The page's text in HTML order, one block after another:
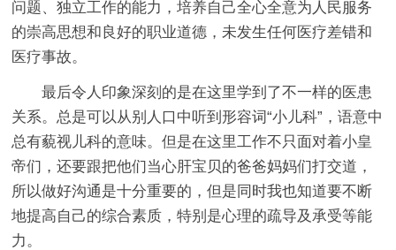
问题、独立工作的能力，培养自己全心全意为人民服务
的崇高思想和良好的职业道德，未发生任何医疗差错和
医疗事故。
最后令人印象深刻的是在这里学到了不一样的医患
关系。总是可以从别人口中听到形容词“小儿科”，语意中
总有藐视儿科的意味。但是在这里工作不只面对着小皇
帝们，还要跟把他们当心肝宝贝的爸爸妈妈们打交道，
所以做好沟通是十分重要的，但是同时我也知道要不断
地提高自己的综合素质，特别是心理的疏导及承受等能
力。